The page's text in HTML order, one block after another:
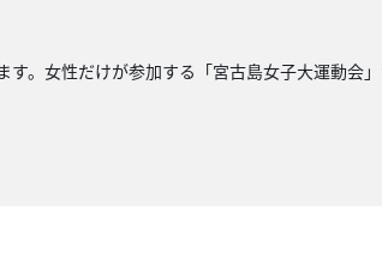
。女性だけが参加する「宮古島女子大運動会